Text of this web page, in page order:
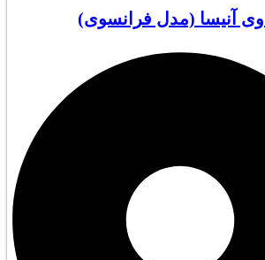
آنیسا (مدل فرانسوی)